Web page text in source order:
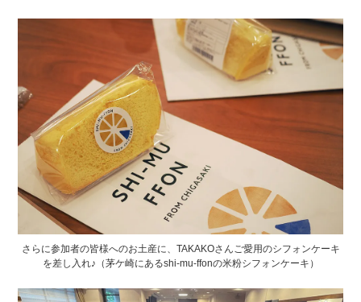
さらに参加者の皆様へのお土産に、TAKAKOさんご愛用のシフォンケーキ
を差し入れ♪（茅ケ崎にあるshi-mu-ffonの米粉シフォンケーキ）